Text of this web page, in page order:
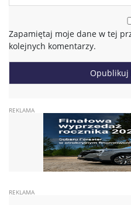
Zapamiętaj moje dane w tej
kolejnych komentarzy.